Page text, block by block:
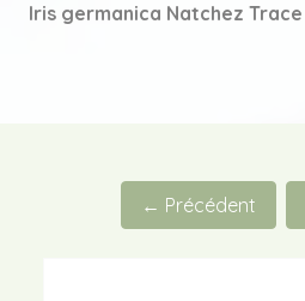
Iris germanica Natchez Trace
← Précédent